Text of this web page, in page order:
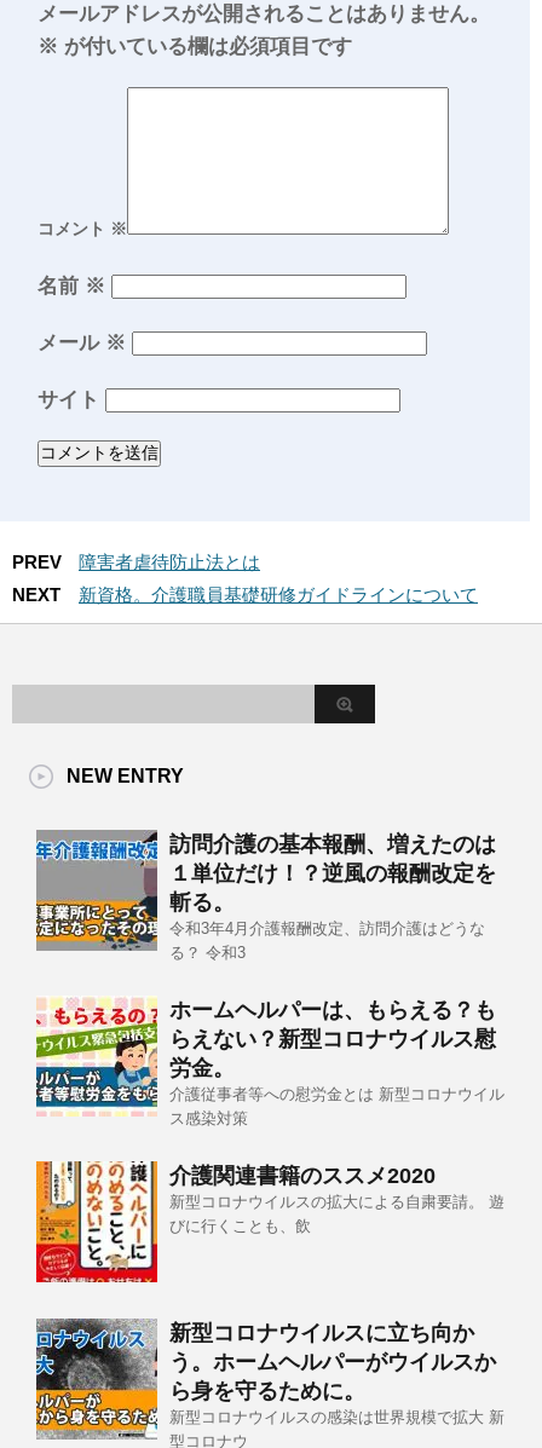
メールアドレスが公開されることはありません。
※ が付いている欄は必須項目です
コメント ※
名前 ※
メール ※
サイト
PREV
障害者虐待防止法とは
NEXT
新資格。介護職員基礎研修ガイドラインについて
NEW ENTRY
訪問介護の基本報酬、増えたのは
１単位だけ！？逆風の報酬改定を
斬る。
令和3年4月介護報酬改定、訪問介護はどうな
る？ 令和3
ホームヘルパーは、もらえる？も
らえない？新型コロナウイルス慰
労金。
介護従事者等への慰労金とは 新型コロナウイル
ス感染対策
介護関連書籍のススメ2020
新型コロナウイルスの拡大による自粛要請。 遊
びに行くことも、飲
新型コロナウイルスに立ち向か
う。ホームヘルパーがウイルスか
ら身を守るために。
新型コロナウイルスの感染は世界規模で拡大 新
型コロナウ